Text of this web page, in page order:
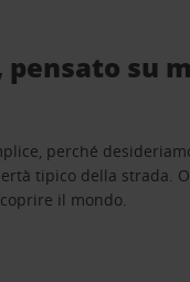
pensato su
perché
tipico della strada.
il mondo.